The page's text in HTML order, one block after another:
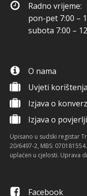
Radno vrijeme:
pon-pet 7:00 –
subota 7:00 –
O nama
Uvjeti korištenja
Izjava o
Izjava o
Upisano u sudski registar
20/6497-2, MBS:
uplaćen u cjelosti. Uprava
Facebook